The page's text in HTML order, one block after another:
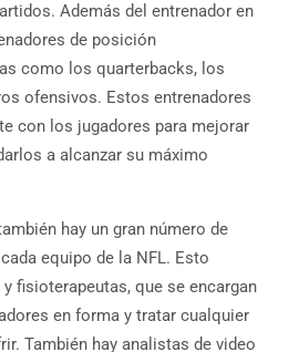
Además del entrenador en
de posición
como los quarterbacks, los
ofensivos. Estos entrenadores
con los jugadores para mejorar
a alcanzar su máximo
hay un gran número de
equipo de la NFL. Esto
fisioterapeutas, que se encargan
en forma y tratar cualquier
También hay analistas de video